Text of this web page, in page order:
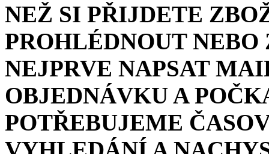
NEŽ SI PŘIJDETE
PROHLÉDNOUT
NEJPRVE NAPSAT
OBJEDNÁVKU A
POTŘEBUJEME